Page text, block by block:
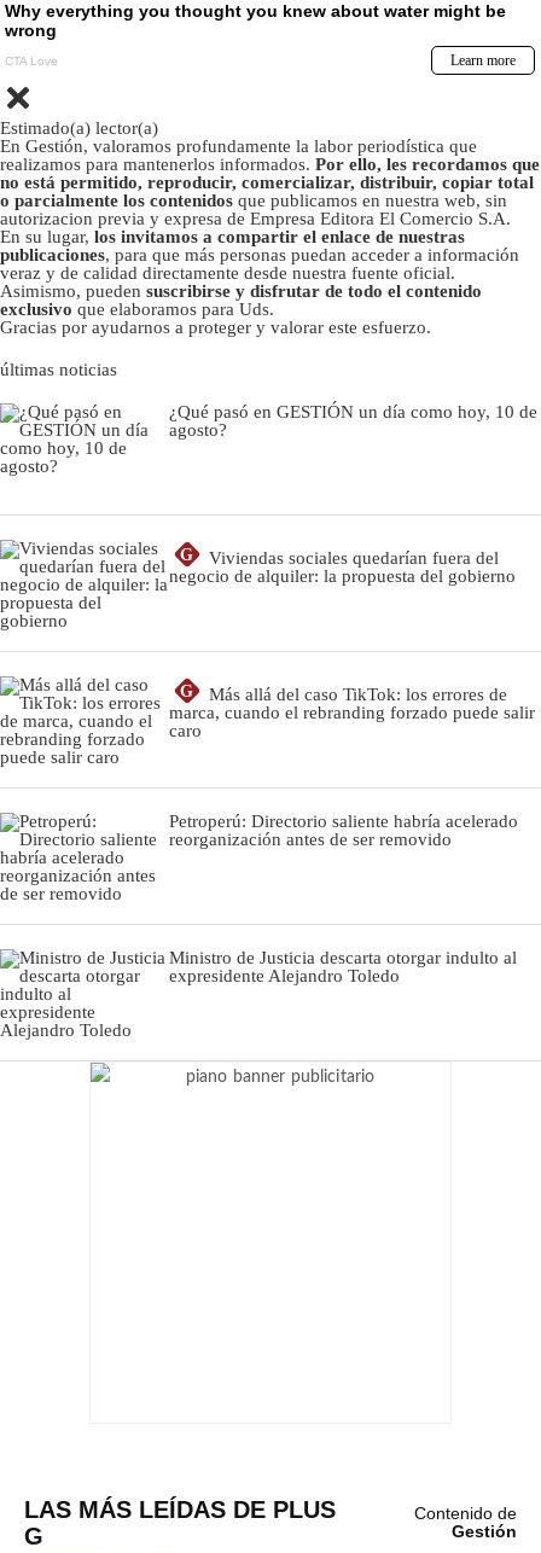
Estimado(a) lector(a)
En Gestión, valoramos profundamente la labor periodística que
realizamos para mantenerlos informados. Por ello, les recordamos que
no está permitido, reproducir, comercializar, distribuir, copiar total
o parcialmente los contenidos que publicamos en nuestra web, sin
autorizacion previa y expresa de Empresa Editora El Comercio S.A.
En su lugar, los invitamos a compartir el enlace de nuestras
publicaciones, para que más personas puedan acceder a información
veraz y de calidad directamente desde nuestra fuente oficial.
Asimismo, pueden suscribirse y disfrutar de todo el contenido
exclusivo que elaboramos para Uds.
Gracias por ayudarnos a proteger y valorar este esfuerzo.
últimas noticias
¿Qué pasó en GESTIÓN un día como hoy, 10 de
agosto?
G
Viviendas sociales quedarían fuera del
negocio de alquiler: la propuesta del gobierno
G
Más allá del caso TikTok: los errores de
marca, cuando el rebranding forzado puede salir
caro
Petroperú: Directorio saliente habría acelerado
reorganización antes de ser removido
Ministro de Justicia descarta otorgar indulto al
expresidente Alejandro Toledo
LAS MÁS LEÍDAS DE PLUS
G
Contenido de
Gestión